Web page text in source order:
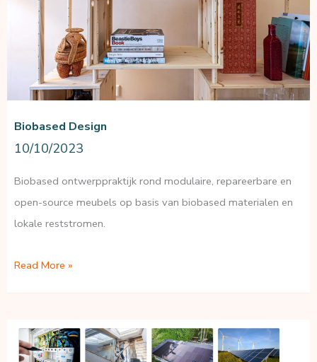
Biobased Design
10/10/2023
Biobased ontwerppraktijk rond modulaire, repareerbare en
open-source meubels op basis van biobased materialen en
lokale reststromen.
Biobased
Read More »